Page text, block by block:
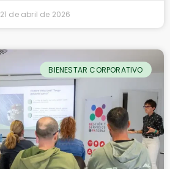
21 de abril de 2026
BIENESTAR CORPORATIVO